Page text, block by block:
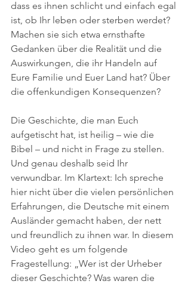
dass es ihnen schlicht und einfach egal
ist, ob Ihr leben oder sterben werdet?
Machen sie sich etwa ernsthafte
Gedanken über die Realität und die
Auswirkungen, die ihr Handeln auf
Eure Familie und Euer Land hat? Über
die offenkundigen Konsequenzen?
Die Geschichte, die man Euch
aufgetischt hat, ist heilig – wie die
Bibel – und nicht in Frage zu stellen.
Und genau deshalb seid Ihr
verwundbar. Im Klartext: Ich spreche
hier nicht über die vielen persönlichen
Erfahrungen, die Deutsche mit einem
Ausländer gemacht haben, der nett
und freundlich zu ihnen war. In diesem
Video geht es um folgende
Fragestellung: „Wer ist der Urheber
dieser Geschichte? Was waren die